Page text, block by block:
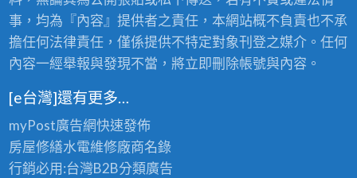
事，均為『內容』提供者之責任，本網站概不負責也不承
擔任何法律責任，僅係提供不特定對象刊登之媒介。任何
內容一經舉報與發現不當，將立即刪除帳號與內容。
[e台灣]還有更多…
myPost廣告網快速發佈
房屋修繕水電維修廠商名錄
行銷必用:台灣B2B分類廣告